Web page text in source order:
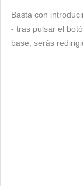
Basta con
- tras pulsar el
base, serás